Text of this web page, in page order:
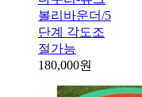
볼리바운더/5
단계 각도조
절가능
180,000원